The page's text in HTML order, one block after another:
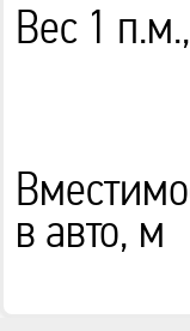
Вес 1
в авто, м